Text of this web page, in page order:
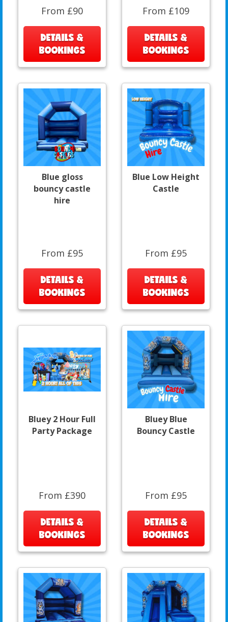
From £90
DETAILS &
BOOKINGS
From £109
DETAILS &
BOOKINGS
Blue gloss
bouncy castle
hire
From £95
DETAILS &
BOOKINGS
Blue Low Height
Castle
From £95
DETAILS &
BOOKINGS
Bluey 2 Hour Full
Party Package
From £390
DETAILS &
BOOKINGS
Bluey Blue
Bouncy Castle
From £95
DETAILS &
BOOKINGS